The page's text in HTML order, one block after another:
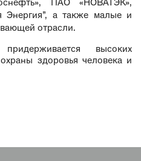
ПАО «НОВАТЭК»,
Энергия”, а также малые и
отрасли.
высоких
здоровья человека и